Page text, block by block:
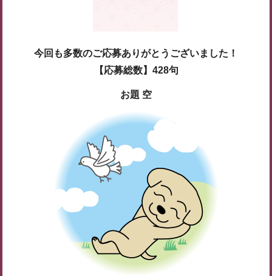
今回も多数のご応募ありがとうございました！
【応募総数】428句
お題 空